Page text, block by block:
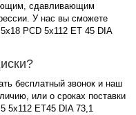
сдавливающим
У нас вы сможете
PCD 5x112 ET 45 DIA
бесплатный звонок и наш
или о сроках поставки
5x112 ET45 DIA 73,1